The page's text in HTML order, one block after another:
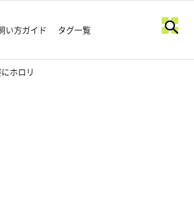
い方ガイド タグ一覧
ホロリ